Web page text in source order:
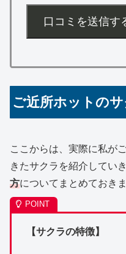
口コミを送信す
ご近所ホットの
ここからは、実際に私が
きたサクラを紹介してい
方についてまとめておき
【サクラの特徴】